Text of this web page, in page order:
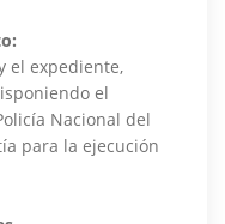
el expediente,
el
Nacional del
para la ejecución